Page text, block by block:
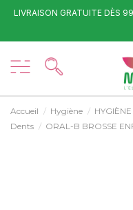
LIVRAISON GRATUITE DÈS
Accueil Hygiène
Dents
ORAL-B BROSSE